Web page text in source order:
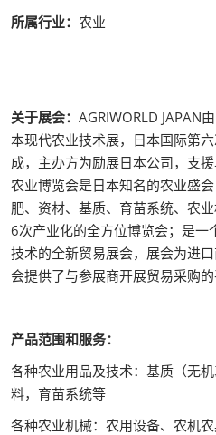
所属行业： 农业
关于展会： AGRIWORLD JAPAN
本现代农业技术展，日本国际第
成，主办方为励展日本公司，支
农业博览会是日本知名的农业盛
肥、资材、基质、育苗系统、农
6次产业化的全方位博览会；是一
技术的全新贸易展会，展会为进
会提供了与参展商开展贸易采购的
产品范围和服务：
各种农业用品及技术：基质（无
料，育苗系统等
各种农业机械：农用设备、农机